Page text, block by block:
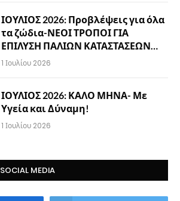
ΙΟΥΛΙΟΣ 2026: Προβλέψεις για όλα
τα ζώδια-ΝΕΟΙ ΤΡΟΠΟΙ ΓΙΑ
ΕΠΙΛΥΣΗ ΠΑΛΙΩΝ ΚΑΤΑΣΤΑΣΕΩΝ…
1 Ιουλίου 2026
ΙΟΥΛΙΟΣ 2026: ΚΑΛΟ ΜΗΝΑ- Με
Υγεία και Δύναμη!
1 Ιουλίου 2026
MEDIA